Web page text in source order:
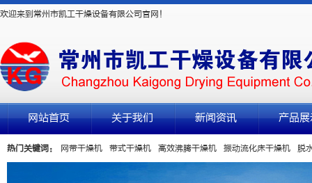
欢迎来到常州市凯工干燥设备有限公司官网！
网站首页 关于我们 新闻资讯 产品展
热门关键词： 网带干燥机 带式干燥机 高效沸腾干燥机 振动流化床干燥机 脱